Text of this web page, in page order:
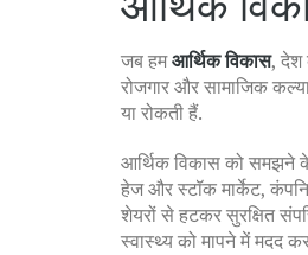
जब हमआर्थिक विकास, देश
रोजगार और सामाजिक
या रोकती हैं.
आर्थिक विकास को समझने
हेजऔरस्टॉक मार्केट,
शेयरों से हटकर सुरक्षित
स्वास्थ्य को मापने में मदद